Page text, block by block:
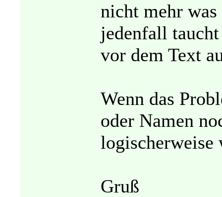
nicht mehr
jedenfall
vor dem Text
Wenn das
oder Namen
logischerweise
Gruß